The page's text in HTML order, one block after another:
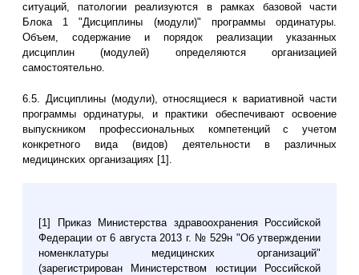
ситуаций, патологии реализуются в рамках базовой части
Блока 1 "Дисциплины (модули)" программы ординатуры.
Объем, содержание и порядок реализации указанных
дисциплин (модулей) определяются организацией
самостоятельно.
6.5. Дисциплины (модули), относящиеся к вариативной части
программы ординатуры, и практики обеспечивают освоение
выпускником профессиональных компетенций с учетом
конкретного вида (видов) деятельности в различных
медицинских организациях [1].
[1] Приказ Министерства здравоохранения Российской
Федерации от 6 августа 2013 г. № 529н "Об утверждении
номенклатуры медицинских организаций"
(зарегистрирован Министерством юстиции Российской